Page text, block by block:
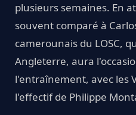
plusieurs semaines. En
souvent comparé à
camerounais du LOSC,
Angleterre, aura
l'entraînement, avec les
l'effectif de Philippe